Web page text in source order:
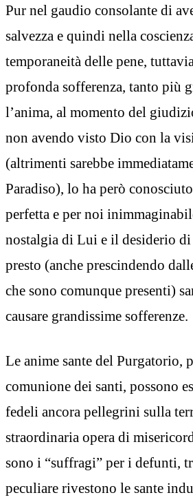
Pur nel gaudio consolante di
salvezza e quindi nella
temporaneità delle pene,
profonda sofferenza, tanto più
l’anima, al momento del
non avendo visto Dio con la
(altrimenti sarebbe
Paradiso), lo ha però
perfetta e per noi
nostalgia di Lui e il desiderio
presto (anche prescindendo
che sono comunque presenti)
causare grandissime sofferenze.
Le anime sante del Purgatorio,
comunione dei santi, possono
fedeli ancora pellegrini sulla
straordinaria opera di
sono i “suffragi” per i defunti,
peculiare rivestono le sante